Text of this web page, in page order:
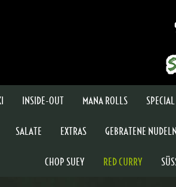
INSIDE-OUT MANA ROLLS
SALATE EXTRAS GEBRATENE NUDELN
CHOP SUEY RED CURRY